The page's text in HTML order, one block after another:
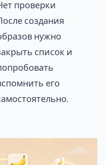
проверки
создания
нужно
список и
его